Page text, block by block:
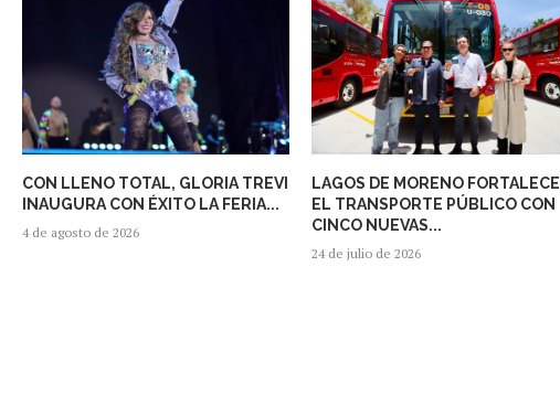
CON LLENO TOTAL, GLORIA TREVI
INAUGURA CON ÉXITO LA FERIA...
4 de agosto de 2026
LAGOS DE MORENO FORTALECE
EL TRANSPORTE PÚBLICO CON
CINCO NUEVAS...
24 de julio de 2026